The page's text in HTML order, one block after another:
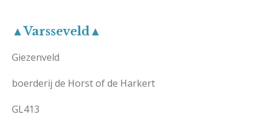
▲Varsseveld▲
Giezenveld
boerderij de Horst of de Harkert
GL413